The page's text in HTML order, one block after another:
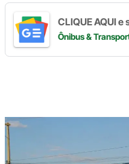
CLIQUE AQUI e
Ônibus &
Digite
aqui
o
seu